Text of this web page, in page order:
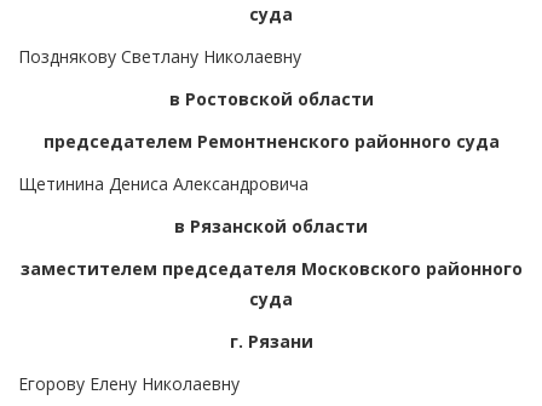
суда
Позднякову Светлану Николаевну
в Ростовской области
председателем Ремонтненского районного суда
Щетинина Дениса Александровича
в Рязанской области
заместителем председателя Московского районного
суда
г. Рязани
Егорову Елену Николаевну